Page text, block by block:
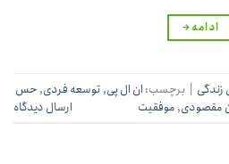
ادامه→
زندگی | برچسب: ان ال پی, توسعه فردی, حس
مقصودی, موفقیت ارسال دیدگاه